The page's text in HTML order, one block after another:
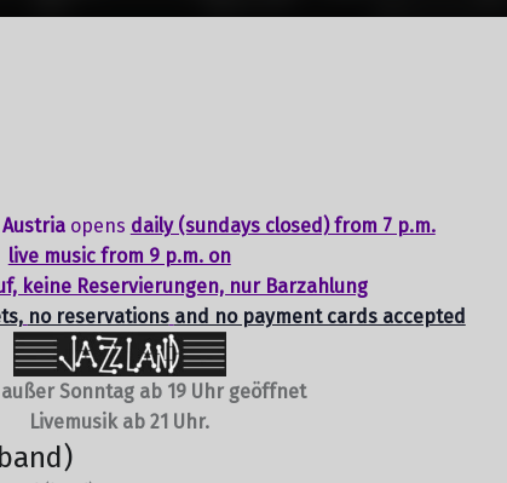
opens daily (sundays closed) from 7 p.m.
live music from 9 p.m. on
keine Reservierungen, nur Barzahlung
no reservations and no payment cards accepted
Sonntag ab 19 Uhr geöffnet
Livemusik ab 21 Uhr.